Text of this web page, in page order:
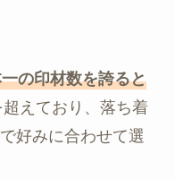
の印材数を誇ると
えており、落ち着
好みに合わせて選